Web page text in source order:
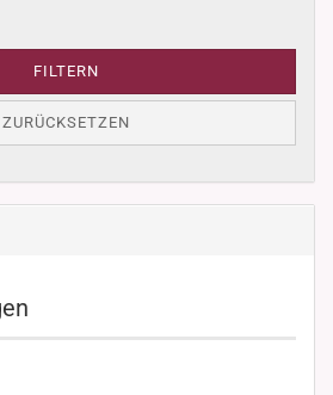
FILTERN
ZURÜCKSETZEN